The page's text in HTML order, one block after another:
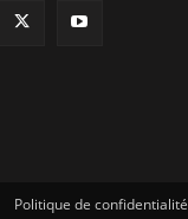
Politique de confidentialité